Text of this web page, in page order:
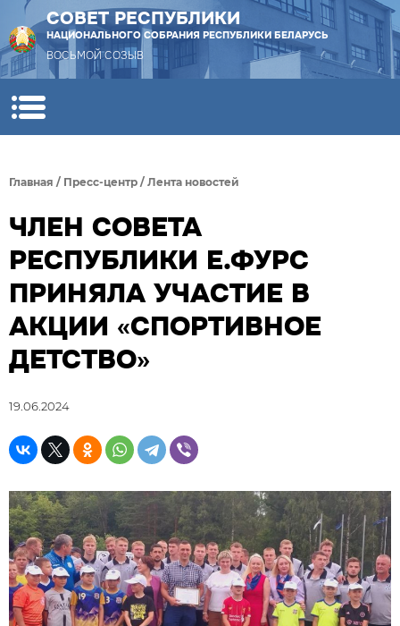
СОВЕТ РЕСПУБЛИКИ
НАЦИОНАЛЬНОГО СОБРАНИЯ РЕСПУБЛИКИ БЕЛАРУСЬ
ВОСЬМОЙ СОЗЫВ
Главная / Пресс-центр / Лента новостей
ЧЛЕН СОВЕТА
РЕСПУБЛИКИ Е.ФУРС
ПРИНЯЛА УЧАСТИЕ В
АКЦИИ «СПОРТИВНОЕ
ДЕТСТВО»
19.06.2024